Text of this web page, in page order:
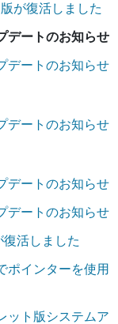
が復活しました
デートのお知らせ
デートのお知らせ
デートのお知らせ
デートのお知らせ
デートのお知らせ
活しました
ポインターを使用
ット版システムア